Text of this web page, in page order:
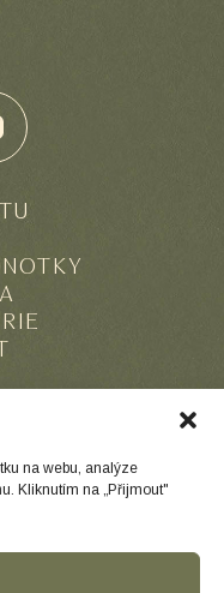
na webu, analýze
Kliknutím na „Přijmout"